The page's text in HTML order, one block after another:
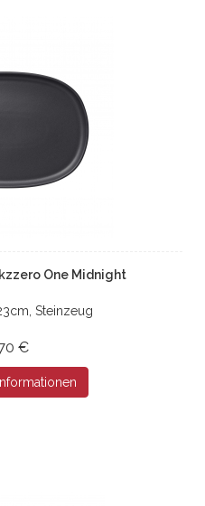
One Midnight
Steinzeug
€